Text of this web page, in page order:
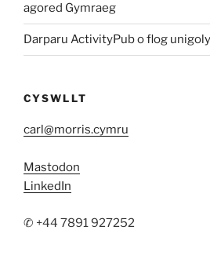
agored Gymraeg
Darparu ActivityPub o flog
CYSWLLT
carl@morris.cymru
Mastodon
LinkedIn
✆ +44 7891 927252